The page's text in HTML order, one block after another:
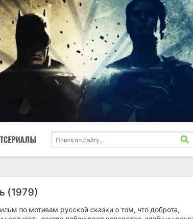
(1979)
по мотивам русской сказки о том, что доброта,